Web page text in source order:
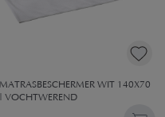
MATRASBESCHERMER WIT 140X70
| VOCHTWEREND